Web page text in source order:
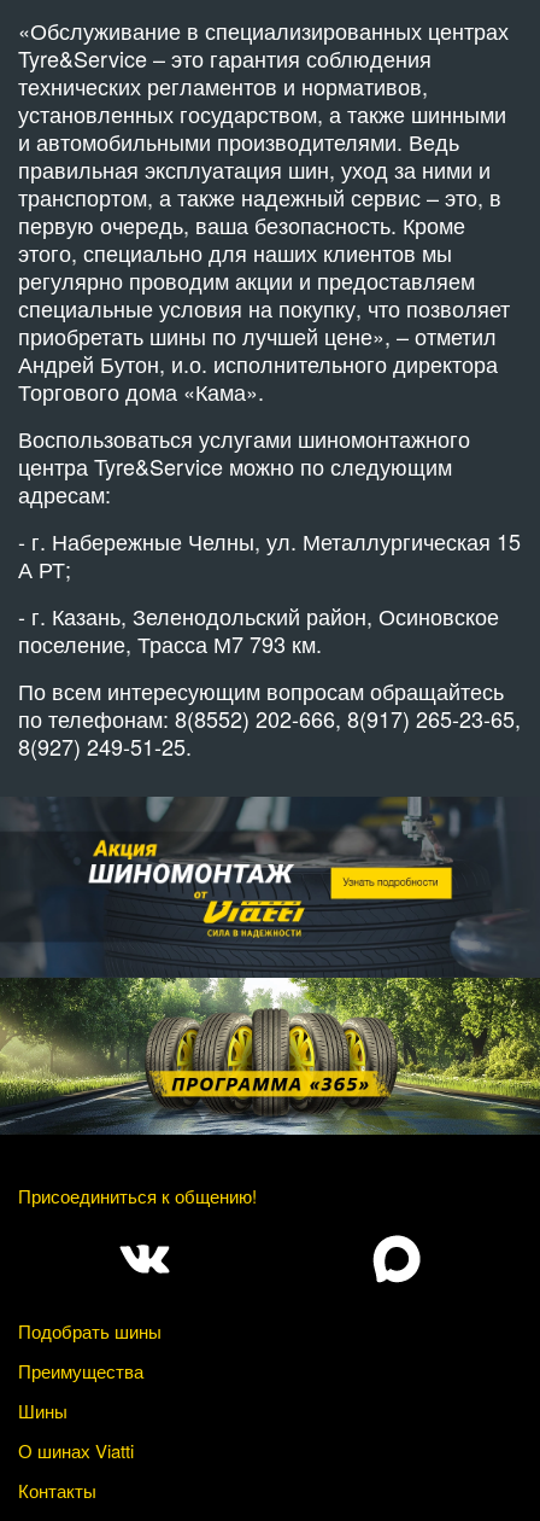
«Обслуживание в специализированных центрах
Tyre&Service – это гарантия соблюдения
технических регламентов и нормативов,
установленных государством, а также шинными
и автомобильными производителями. Ведь
правильная эксплуатация шин, уход за ними и
транспортом, а также надежный сервис – это, в
первую очередь, ваша безопасность. Кроме
этого, специально для наших клиентов мы
регулярно проводим акции и предоставляем
специальные условия на покупку, что позволяет
приобретать шины по лучшей цене», – отметил
Андрей Бутон, и.о. исполнительного директора
Торгового дома «Кама».
Воспользоваться услугами шиномонтажного
центра Tyre&Service можно по следующим
адресам:
- г. Набережные Челны, ул. Металлургическая 15
А РТ;
- г. Казань, Зеленодольский район, Осиновское
поселение, Трасса М7 793 км.
По всем интересующим вопросам обращайтесь
по телефонам: 8(8552) 202-666, 8(917) 265-23-65,
8(927) 249-51-25.
Присоединиться к общению!
Подобрать шины
Преимущества
Шины
О шинах Viatti
Контакты